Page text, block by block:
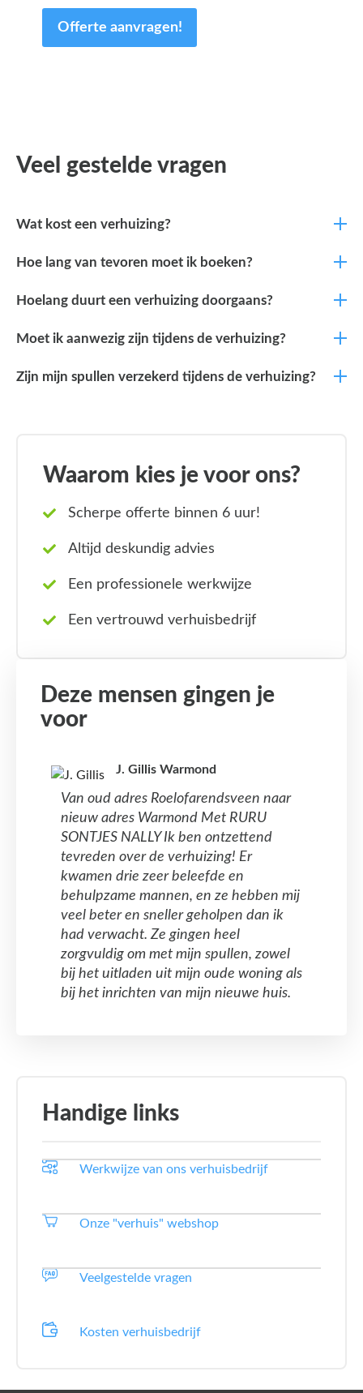
Offerte aanvragen!
Veel gestelde vragen
Wat kost een verhuizing?
Hoe lang van tevoren moet ik boeken?
Hoelang duurt een verhuizing doorgaans?
Moet ik aanwezig zijn tijdens de verhuizing?
Zijn mijn spullen verzekerd tijdens de verhuizing?
Waarom kies je voor ons?
Scherpe offerte binnen 6 uur!
Altijd deskundig advies
Een professionele werkwijze
Een vertrouwd verhuisbedrijf
Deze mensen gingen je
voor
J. Gillis Warmond
Van oud adres Roelofarendsveen naar
nieuw adres Warmond Met RURU
SONTJES NALLY Ik ben ontzettend
tevreden over de verhuizing! Er
kwamen drie zeer beleefde en
behulpzame mannen, en ze hebben mij
veel beter en sneller geholpen dan ik
had verwacht. Ze gingen heel
zorgvuldig om met mijn spullen, zowel
bij het uitladen uit mijn oude woning als
bij het inrichten van mijn nieuwe huis.
Handige links
Werkwijze van ons verhuisbedrijf
Onze "verhuis" webshop
Veelgestelde vragen
Kosten verhuisbedrijf